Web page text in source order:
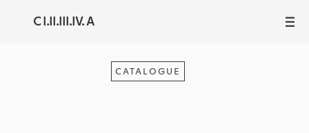
C I.II.III.IV. A III
CATALOGUE